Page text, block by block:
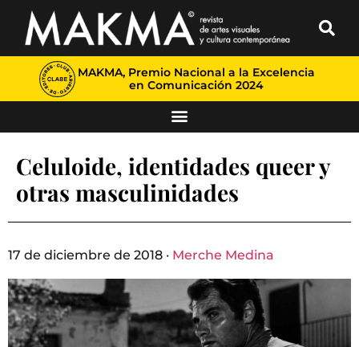
MAKMA, Premio Nacional a la Excelencia
en Comunicación 2024
Celuloide, identidades queer y
otras masculinidades
17 de diciembre de 2018 · Merche Medina